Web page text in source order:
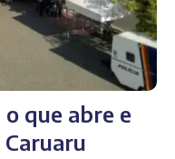
que abre e